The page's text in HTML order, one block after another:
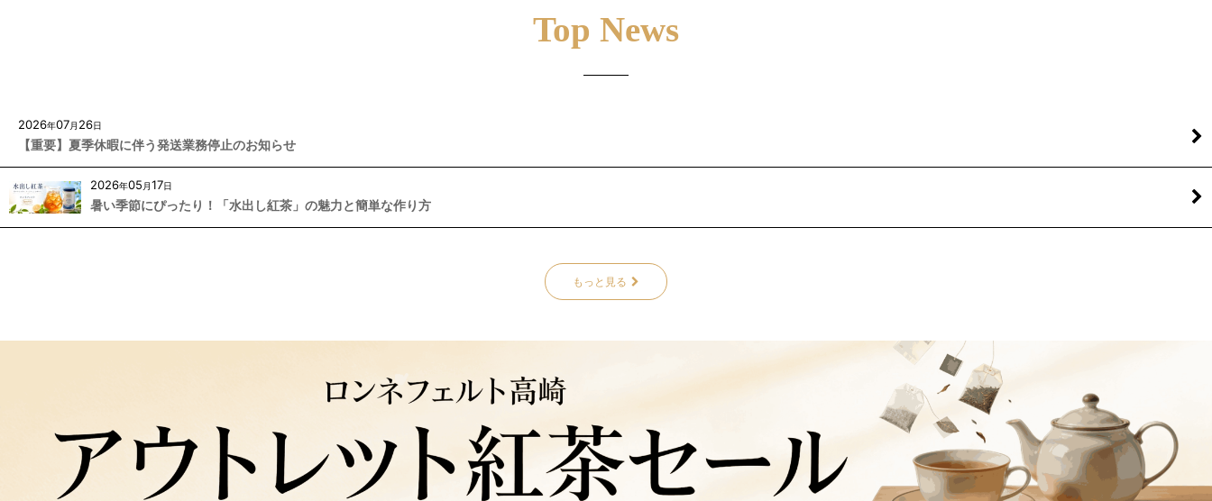
Top News
2026年07月 26日
【重要】夏季休暇に伴う発送業務停止のお知らせ
2026年05 月17日
暑い季節にぴったり！「水出し紅茶」の魅力と簡単な作り方
もっと見る